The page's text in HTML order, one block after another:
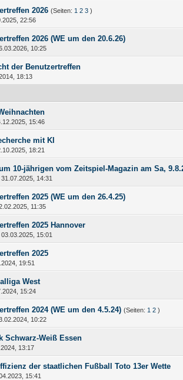
2026 (Seiten: 1 2 3 )
22:56
2026 (WE um den 20.6.26)
10:25
der Benutzertreffen
18:13
15:46
mit KI
18:21
10-jährigen vom Zeitspiel-Magazin am Sa,
31.07.2025, 14:31
2025 (WE um den 26.4.25)
11:35
2025 Hannover
03.03.2025, 15:01
2025
19:51
West
15:24
2024 (WE um den 4.5.24) (Seiten: 1 2 )
10:22
Schwarz-Weiß Essen
13:17
der staatlichen Fußball Toto 13er Wette
15:41